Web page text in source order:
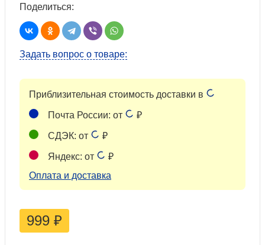
Поделиться:
Задать вопрос о товаре:
Приблизительная стоимость доставки в
Почта России: от ₽
СДЭК: от ₽
Яндекс: от
₽
Оплата и доставка
999 ₽